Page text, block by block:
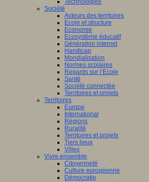
Technologies
Société
Acteurs des territoires
Ecole et structure
Economie
Ecosystème éducatif
Génération internet
Handicap
Mondialisation
Normes scolaires
Regards sur l’Ecole
Santé
Société connectée
Territoires et projets
Territoires
Europe
International
Régions
Ruralité
Territoires et projets
Tiers lieux
Villes
Vivre ensemble
Citoyenneté
Culture européenne
Démocratie